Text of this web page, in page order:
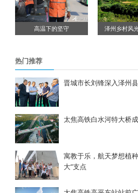
高温下的坚守 泽州乡村风
热门推荐
晋城市长刘锋深入泽州
太焦高铁白水河特大桥
寓教于乐，航天梦想植
大“支点